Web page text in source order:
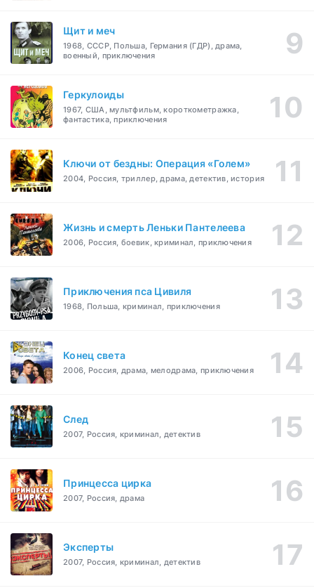
Щит и меч
1968, СССР, Польша, Германия (ГДР), драма,
военный, приключения
Геркулоиды
1967, США, мультфильм, короткометражка,
фантастика, приключения
Ключи от бездны: Операция «Голем»
2004, Россия, триллер, драма, детектив, история
Жизнь и смерть Леньки Пантелеева
2006, Россия, боевик, криминал, приключения
Приключения пса Цивиля
1968, Польша, криминал, приключения
Конец света
2006, Россия, драма, мелодрама, приключения
След
2007, Россия, криминал, детектив
Принцесса цирка
2007, Россия, драма
Эксперты
2007, Россия, криминал, детектив